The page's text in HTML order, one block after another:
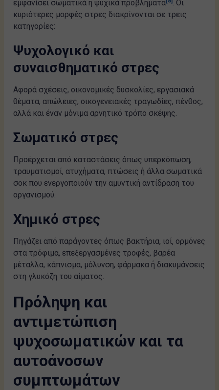
εμφανίσει σωματικά ή ψυχικά προβλήματα
. Οι
κυριότερες μορφές στρες διακρίνονται σε τρεις
κατηγορίες:
Ψυχολογικό και
συναισθηματικό στρες
Αφορά σχέσεις, οικονομικές δυσκολίες, εργασιακά
θέματα, απώλειες, οικογενειακές τραγωδίες, πένθος,
αλλά και έναν μόνιμα αρνητικό τρόπο σκέψης.
Σωματικό στρες
Προέρχεται από καταστάσεις όπως υπερκόπωση,
τραυματισμοί, ατυχήματα, πτώσεις ή άλλα σωματικά
σοκ που ενεργοποιούν την αμυντική αντίδραση του
οργανισμού.
Χημικό στρες
Πηγάζει από παράγοντες όπως βακτήρια, ιοί, ορμόνες
στα τρόφιμα, επεξεργασμένες τροφές, βαρέα
μέταλλα, κάπνισμα, μόλυνση, φάρμακα ή διακυμάνσεις
στη γλυκόζη του αίματος.
Πρόληψη και
αντιμετώπιση
ψυχοσωματικών και τα
αυτοάνοσων
συμπτωμάτων